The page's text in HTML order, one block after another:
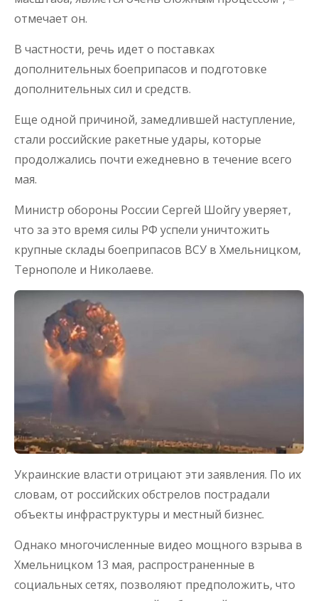
отмечает он.
В частности, речь идет о поставках
дополнительных боеприпасов и подготовке
дополнительных сил и средств.
Еще одной причиной, замедлившей наступление,
стали российские ракетные удары, которые
продолжались почти ежедневно в течение всего
мая.
Министр обороны России Сергей Шойгу уверяет,
что за это время силы РФ успели уничтожить
крупные склады боеприпасов ВСУ в Хмельницком,
Тернополе и Николаеве.
Украинские власти отрицают эти заявления. По их
словам, от российских обстрелов пострадали
объекты инфраструктуры и местный бизнес.
Однако многочисленные видео мощного взрыва в
Хмельницком 13 мая, распространенные в
социальных сетях, позволяют предположить, что